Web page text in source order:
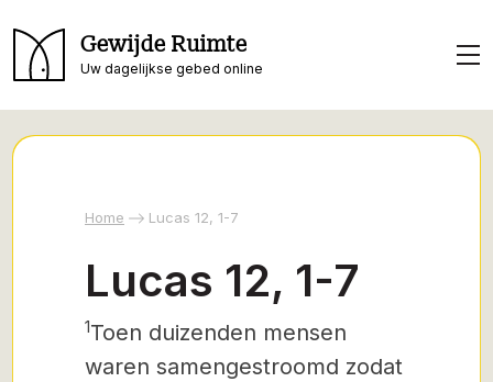
Gewijde Ruimte
Uw dagelijkse gebed online
Home Lucas 12, 1-7
Lucas 12, 1-7
1Toen duizenden mensen
waren samengestroomd zodat